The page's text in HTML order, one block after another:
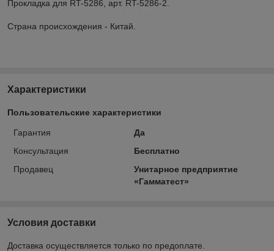
Прокладка для RT-5286, арт. RT-5286-2.
Страна происхождения - Китай.
Характеристики
Пользовательские характеристики
Гарантия
Да
Консультация
Бесплатно
Продавец
Унитарное предприятие
«Гамматест»
Условия доставки
Доставка осуществляется только по предоплате.